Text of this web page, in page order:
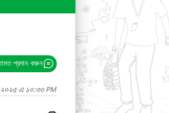
প্রদান করুন
২০২৫ এ ১০:৩৩ PM